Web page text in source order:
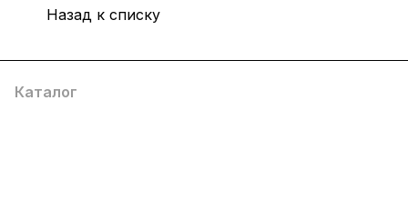
Назад к списку
Каталог